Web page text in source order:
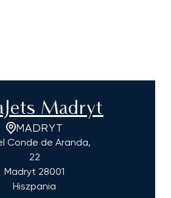
Madryt
MADRYT
Conde de Aranda,
22
Madryt 28001
Hiszpania